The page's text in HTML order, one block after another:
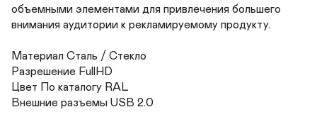
объемными элементами для привлечения большего
внимания аудитории к рекламируемому продукту.
Материал Сталь / Стекло
Разрешение FullHD
Цвет По каталогу RAL
Внешние разъемы USB 2.0